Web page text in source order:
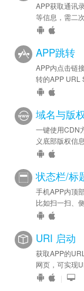
APP获取通讯
等信息，需二
APP跳转
APP内点击链
转的APP URL
域名与版权
一键使用CDN
义底部版权信
状态栏/标
手机APP内顶
比如扫一扫、
URI 启动
获取APP的
网页，可实现
|